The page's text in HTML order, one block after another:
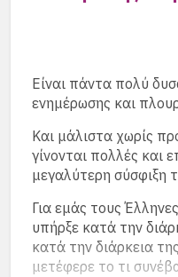
Στις ενότητες “
με απόψεις
οι απόφοιτοι
αποφύγει να
οποία όμως μπορεί
των πολιτικών.
Είναι πάντα πολύ
ενημέρωσης και
Και μάλιστα χωρίς
γίνονται πολλές και
μεγαλύτερη σύσφιξη
Για εμάς τους
υπήρξε κατά την
κατά την διάρκεια
μετέφερε το τι